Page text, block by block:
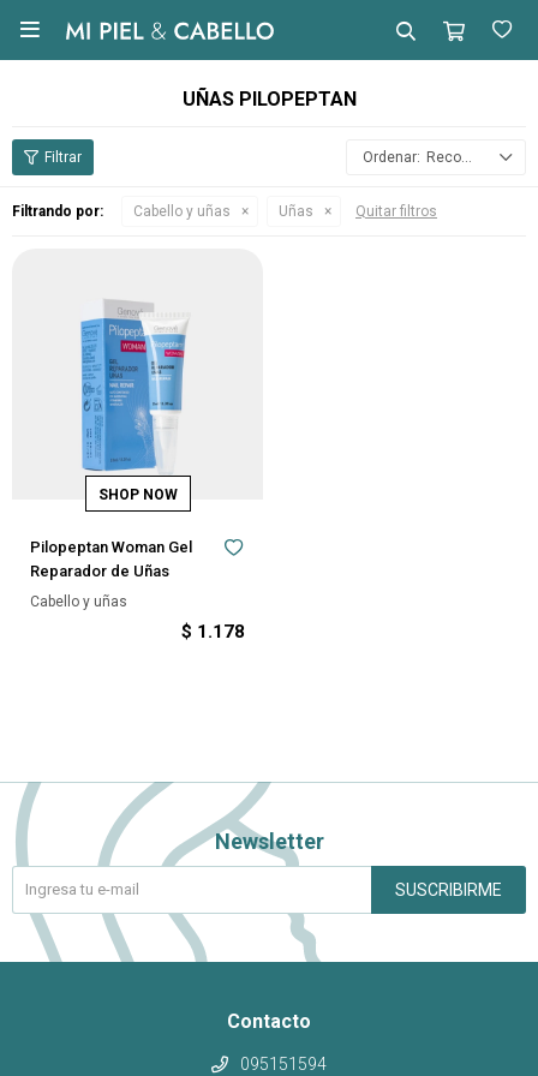

UÑAS PILOPEPTAN
Recomendados
Filtrando por: Cabello y uñas Uñas Quitar filtros
Pilopeptan Woman Gel
Reparador de Uñas
Cabello y uñas
$ 1.178
Contacto
095151594
Newsletter
SUSCRIBIRME